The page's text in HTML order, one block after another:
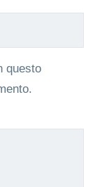
questo